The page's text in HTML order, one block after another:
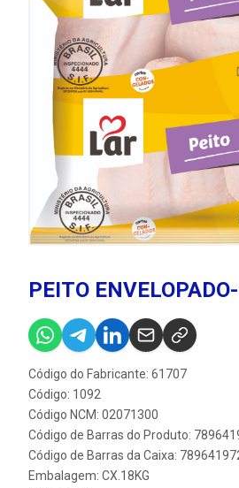
PEITO
Código do Fabricante: 61707
Código: 1092
Código NCM: 02071300
Código de Barras do Produto:
Código de Barras da Caixa:
Embalagem: CX.18KG